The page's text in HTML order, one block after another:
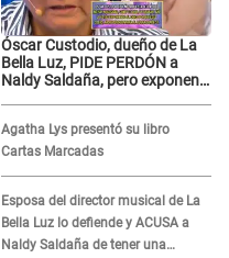
Óscar Custodio, dueño de La
Bella Luz, PIDE PERDÓN a
Naldy Saldaña, pero exponen
grabar"
Agatha Lys presentó su libro
Cartas Marcadas
Esposa del director musical de La
Bella Luz lo defiende y ACUSA a
Naldy Saldaña de tener una